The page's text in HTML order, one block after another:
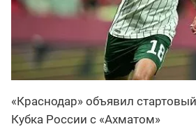
«Краснодар» объявил
Кубка России с «Ахматом»